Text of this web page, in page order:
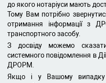
до якого нотаріуси мають
Тому Вам потрібно
отримання інформації з
транспортного засобу.
З досвіду можемо
системного повідомлення в
ДРОРМ.
Якщо і у Вашому